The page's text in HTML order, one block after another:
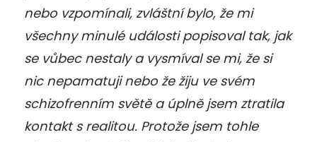
nebo vzpomínali, zvláštní bylo, že mi
všechny minulé události popisoval tak, jak
se vůbec nestaly a vysmíval se mi, že si
nic nepamatuji nebo že žiju ve svém
schizofrenním světě a úplně jsem ztratila
kontakt s realitou. Protože jsem tohle